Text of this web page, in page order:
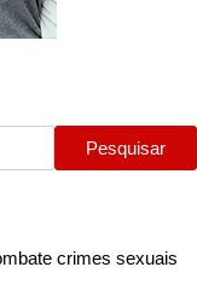
Pesquisar
crimes sexuais